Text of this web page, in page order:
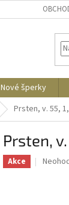
Nové šperky
Prsten, v. 55,
Prsten,
Akce